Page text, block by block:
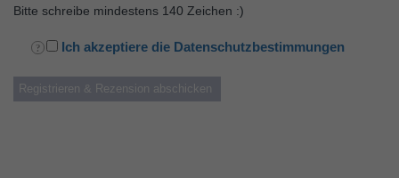
Bitte schreibe mindestens 140 Zeichen :)
Ich akzeptiere die Datenschutzbestimmungen